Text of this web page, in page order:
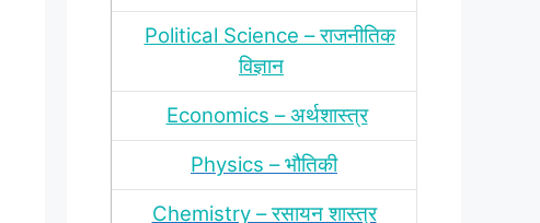
Political Science – राजनीतिक
विज्ञान
Economics – अर्थशास्‍त्र
Physics – भौतिकी
Chemistry – रसायन शास्‍त्र